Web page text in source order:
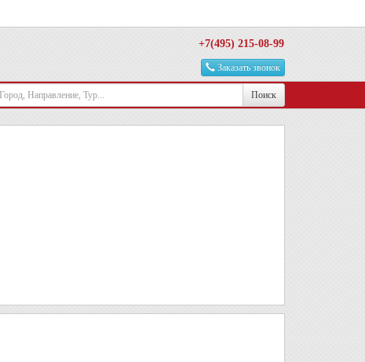
+7(495) 215-08-99
Заказать звонок
Поиск